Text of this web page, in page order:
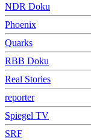
NDR Doku
Phoenix
Quarks
RBB Doku
Real Stories
reporter
Spiegel TV
SRF